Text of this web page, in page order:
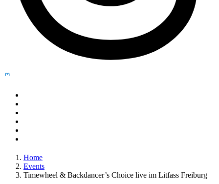
Home
Events
Timewheel & Backdancer’s Choice live im Litfass Freiburg